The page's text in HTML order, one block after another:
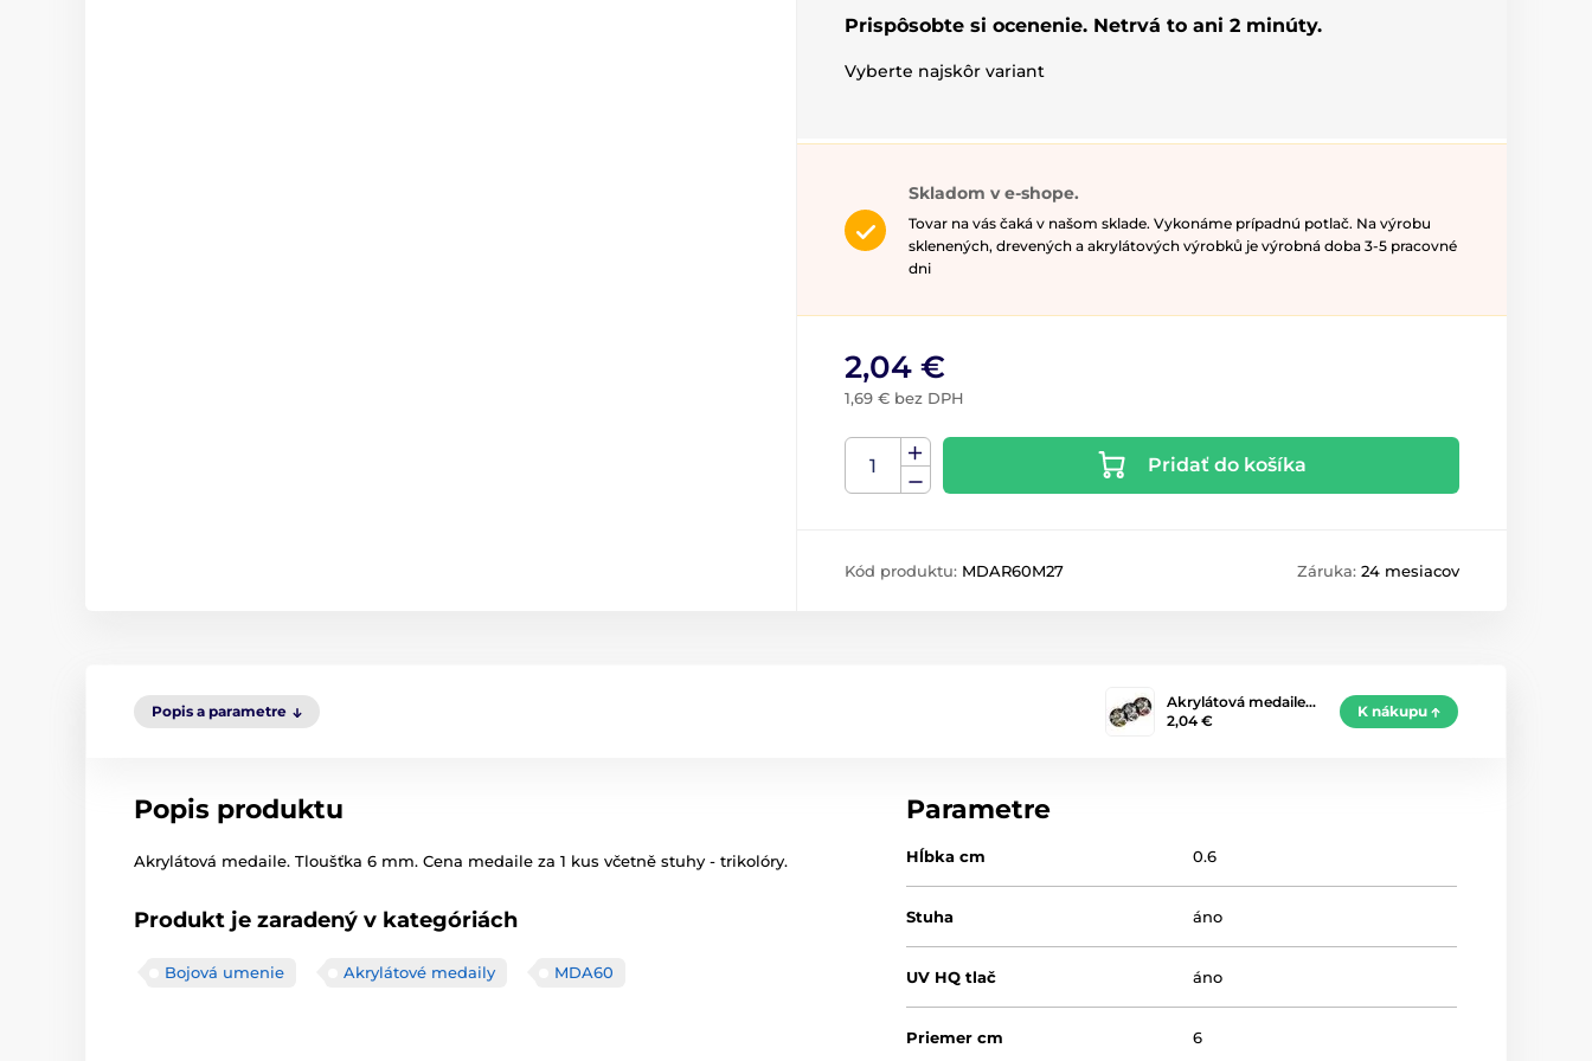
Prispôsobte si ocenenie. Netrvá to ani 2 minúty.
Vyberte najskôr variant
Skladom v e-shope.
Tovar na vás čaká v našom sklade. Vykonáme prípadnú potlač. Na výrobu
sklenených, drevených a akrylátových výrobků je výrobná doba 3-5 pracovné
dni
2,04 €
1,69 € bez DPH
Pridať do košíka
Kód produktu: MDAR60M27 Záruka: 24 mesiacov
Popis a parametre
Akrylátová medaile…
2,04 €
K nákupu
Popis produktu
Akrylátová medaile. Tloušťka 6 mm. Cena medaile za 1 kus včetně stuhy - trikolóry.
Produkt je zaradený v kategóriách
Bojová umenie Akrylátové medaily MDA60
Parametre
Hĺbka cm 0.6
Stuha áno
UV HQ tlač áno
Priemer cm 6